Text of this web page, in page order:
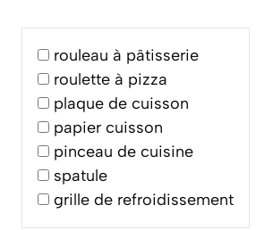
rouleau à pâtisserie
roulette à pizza
plaque de cuisson
papier cuisson
pinceau de cuisine
spatule
grille de refroidissement